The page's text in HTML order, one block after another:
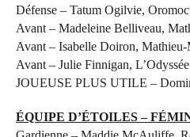
Défense – Tatum Ogilvie,
Avant – Madeleine Belliveau,
Avant – Isabelle Doiron, Mathieu-
Avant – Julie Finnigan, L’Odyssée
JOUEUSE PLUS UTILE –
ÉQUIPE D’ÉTOILES –